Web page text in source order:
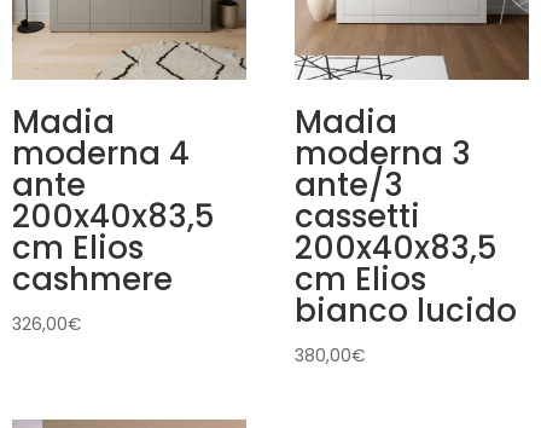
Madia
moderna 4
ante
200x40x83,5
cm Elios
cashmere
326,00€
Madia
moderna 3
ante/3
cassetti
200x40x83,5
cm Elios
bianco lucido
380,00€